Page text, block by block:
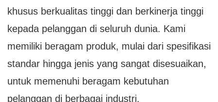
khusus berkualitas tinggi dan berkinerja tinggi
kepada pelanggan di seluruh dunia. Kami
memiliki beragam produk, mulai dari spesifikasi
standar hingga jenis yang sangat disesuaikan,
untuk memenuhi beragam kebutuhan
pelanggan di berbagai industri.